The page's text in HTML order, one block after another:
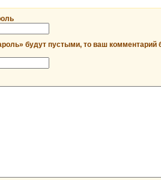
будут пустыми, то ваш комментарий